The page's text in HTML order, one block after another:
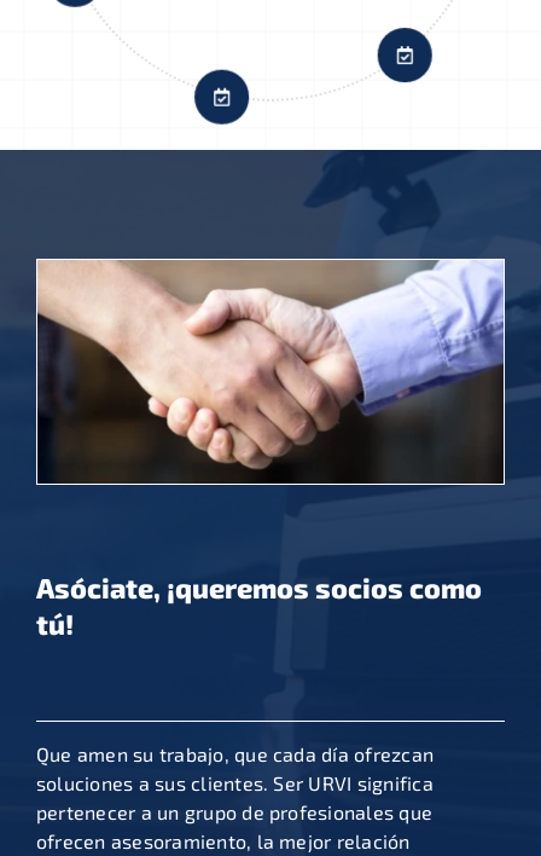
Asóciate, ¡queremos socios como
tú!
Que amen su trabajo, que cada día ofrezcan
soluciones a sus clientes. Ser URVI significa
pertenecer a un grupo de profesionales que
ofrecen asesoramiento, la mejor relación